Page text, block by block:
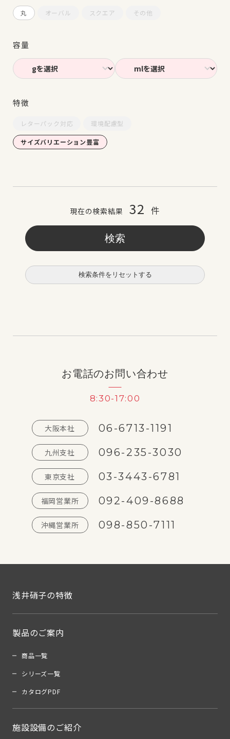
丸 オーバル スクエア その他
容量
特徴
レターパック対応 環境配慮型
サイズバリエーション豊富
現在の検索結果 32 件
検索条件をリセットする
お電話のお問い合わせ
8:30-17:00
大阪本社 06-6713-1191
九州支社 096-235-3030
東京支社 03-3443-6781
福岡営業所 092-409-8688
沖縄営業所 098-850-7111
浅井硝子の特徴
製品のご案内
商品一覧
シリーズ一覧
カタログPDF
施設設備のご紹介